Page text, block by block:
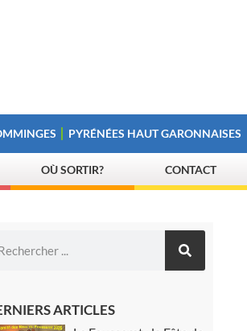
PYRÉNÉES HAUT GARONNAISES
OÙ SORTIR? CONTACT
ARTICLES